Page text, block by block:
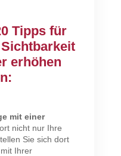
Tipps für
erhöhen
mit einer
nicht nur Ihre
Sie sich dort
Ihrer